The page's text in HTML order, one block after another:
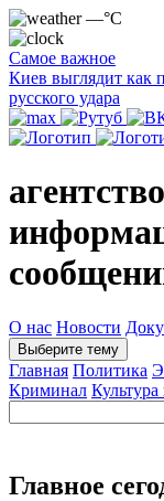
—°C
Самое важное
Киев выглядит как
русского удара
агентство
О нас Новости
Выберите тему
Главная Политика
Криминал
Главное